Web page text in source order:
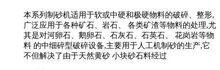
本系列制砂机适用于软或中硬和极硬物料的破碎、整形,
广泛应用于各种矿石、岩石、 各类矿渣等物料的处理,尤
其是对河卵石、鹅卵石、石灰石、石英石、 花岗岩等物
料 的中细碎型破碎设备,主要用于人工机制砂的生产,它
不但解决了由于天然黄砂 小块砂石料经过